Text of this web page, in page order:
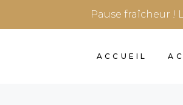
Pause fraîcheur !
ACCUEIL